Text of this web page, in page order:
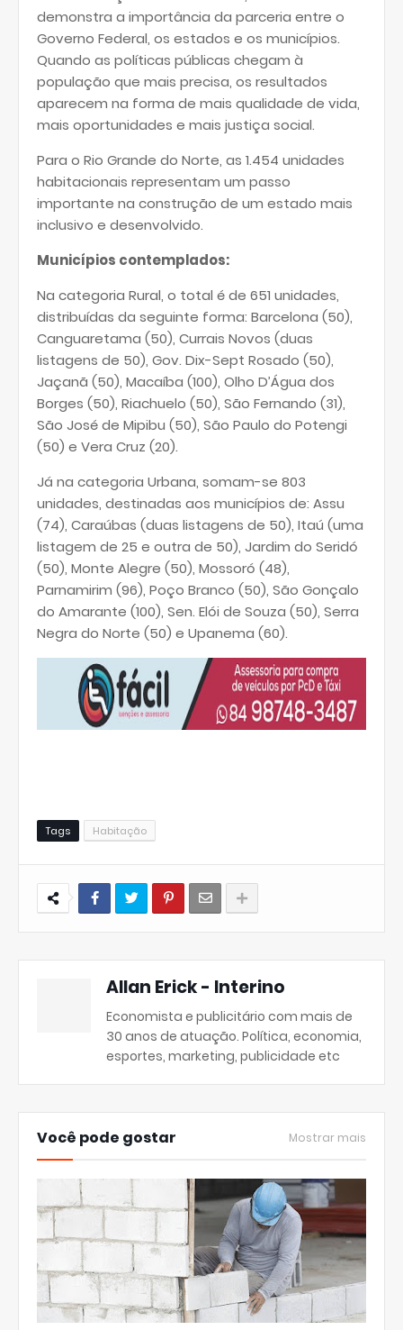
demonstra a importância da parceria entre o
Governo Federal, os estados e os municípios.
Quando as políticas públicas chegam à
população que mais precisa, os resultados
aparecem na forma de mais qualidade de vida,
mais oportunidades e mais justiça social.
Para o Rio Grande do Norte, as 1.454 unidades
habitacionais representam um passo
importante na construção de um estado mais
inclusivo e desenvolvido.
Municípios contemplados:
Na categoria Rural, o total é de 651 unidades,
distribuídas da seguinte forma: Barcelona (50),
Canguaretama (50), Currais Novos (duas
listagens de 50), Gov. Dix-Sept Rosado (50),
Jaçanã (50), Macaíba (100), Olho D’Água dos
Borges (50), Riachuelo (50), São Fernando (31),
São José de Mipibu (50), São Paulo do Potengi
(50) e Vera Cruz (20).
Já na categoria Urbana, somam-se 803
unidades, destinadas aos municípios de: Assu
(74), Caraúbas (duas listagens de 50), Itaú (uma
listagem de 25 e outra de 50), Jardim do Seridó
(50), Monte Alegre (50), Mossoró (48),
Parnamirim (96), Poço Branco (50), São Gonçalo
do Amarante (100), Sen. Elói de Souza (50), Serra
Negra do Norte (50) e Upanema (60).
Tags Habitação
Allan Erick - Interino
Economista e publicitário com mais de
30 anos de atuação. Política, economia,
esportes, marketing, publicidade etc
Você pode gostar Mostrar mais